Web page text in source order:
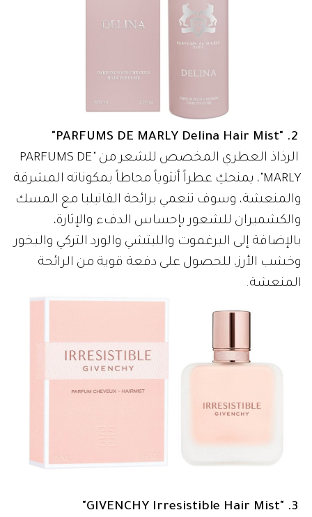
الرذاذ العطري المخصص للشعر من "PARFUMS DE
MARLY"، يمنحكِ عطراً أنثوياً محاطاً بمكوناته المشرقة
والمنعشة، وسوف تنعمي برائحة الفانيليا مع المسك
والكشميران للشعور بإحساس الدفء والإثارة،
بالإضافة إلى البرغموت والليتشي والورد التركي والبخور
وخشب الأرز، للحصول على دفعة قوية من الرائحة
المنعشة.